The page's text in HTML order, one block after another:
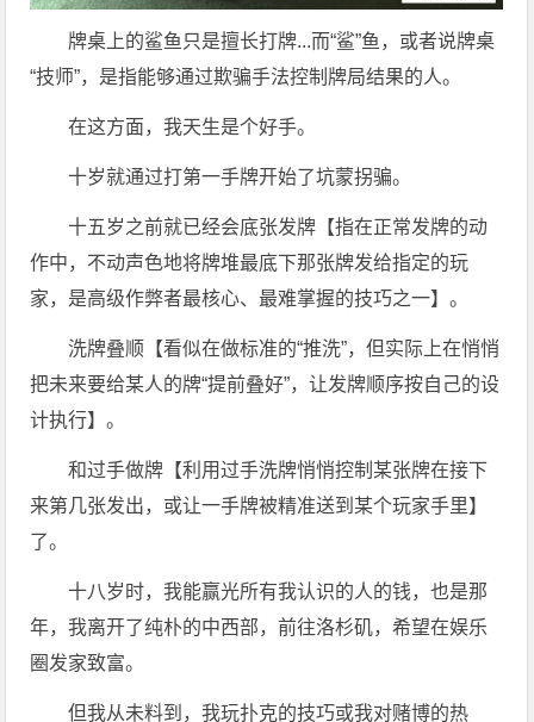
牌桌上的鲨鱼只是擅长打牌...而“鲨”鱼，或者说牌桌
“技师”，是指能够通过欺骗手法控制牌局结果的人。
在这方面，我天生是个好手。
十岁就通过打第一手牌开始了坑蒙拐骗。
十五岁之前就已经会底张发牌【指在正常发牌的动
作中，不动声色地将牌堆最底下那张牌发给指定的玩
家，是高级作弊者最核心、最难掌握的技巧之一】。
洗牌叠顺【看似在做标准的“推洗”，但实际上在悄悄
把未来要给某人的牌“提前叠好”，让发牌顺序按自己的设
计执行】。
和过手做牌【利用过手洗牌悄悄控制某张牌在接下
来第几张发出，或让一手牌被精准送到某个玩家手里】
了。
十八岁时，我能赢光所有我认识的人的钱，也是那
年，我离开了纯朴的中西部，前往洛杉矶，希望在娱乐
圈发家致富。
但我从未料到，我玩扑克的技巧或我对赌博的热